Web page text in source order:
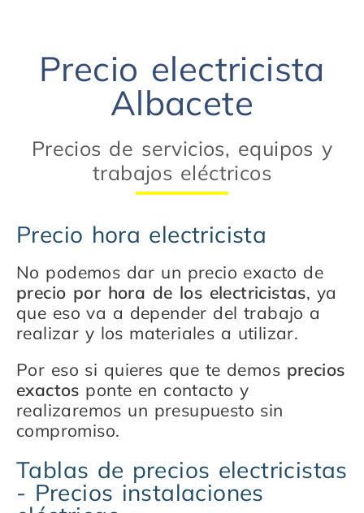
Precio electricista
Albacete
Precios de servicios, equipos y
trabajos eléctricos
Precio hora electricista
No podemos dar un precio exacto de
precio por hora de los electricistas, ya
que eso va a depender del trabajo a
realizar y los materiales a utilizar.
Por eso si quieres que te demos precios
exactos ponte en contacto y
realizaremos un presupuesto sin
compromiso.
Tablas de precios electricistas
- Precios instalaciones